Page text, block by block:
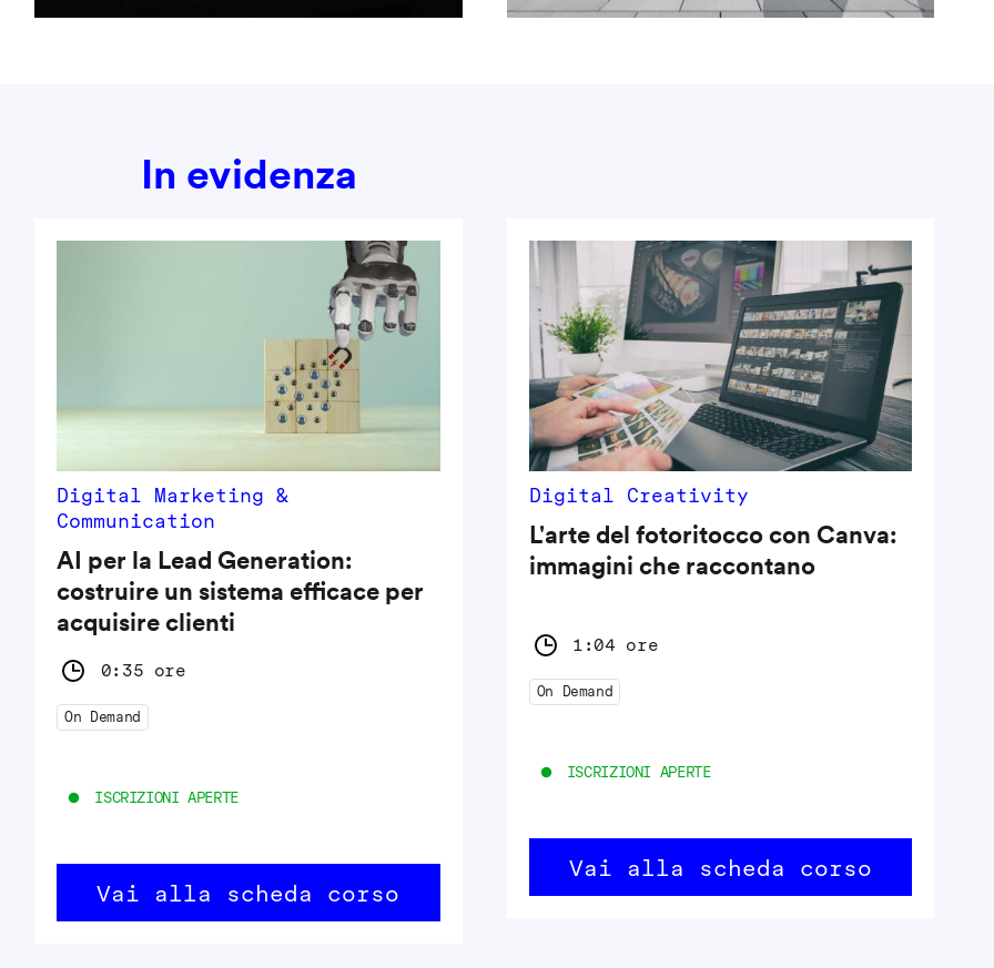
In evidenza
Digital Marketing &
Communication
AI per la Lead Generation:
costruire un sistema efficace per
acquisire clienti
0:35 ore
On Demand
ISCRIZIONI APERTE
Vai alla scheda corso
Digital Creativity
L'arte del fotoritocco con Canva:
immagini che raccontano
1:04 ore
On Demand
ISCRIZIONI APERTE
Vai alla scheda corso